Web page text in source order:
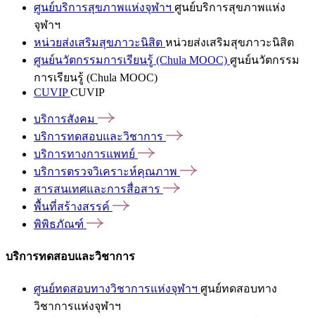
ศูนย์บริการสุขภาพแห่งจุฬาฯ ศูนย์บริการสุขภาพแห่ง
จุฬาฯ
หน่วยส่งเสริมสุขภาวะนิสิต หน่วยส่งเสริมสุขภาวะนิสิต
ศูนย์นวัตกรรมการเรียนรู้ (Chula MOOC) ศูนย์นวัตกรรม
การเรียนรู้ (Chula MOOC)
CUVIPCUVIP
บริการสังคม
บริการทดสอบและวิชาการ
บริการทางการแพทย์
บริการตรวจวิเคราะห์คุณภาพ
สารสนเทศและการสื่อสาร
พื้นที่สร้างสรรค์
พิพิธภัณฑ์
บริการทดสอบและวิชาการ
ศูนย์ทดสอบทางวิชาการแห่งจุฬาฯ ศูนย์ทดสอบทาง
วิชาการแห่งจุฬาฯ